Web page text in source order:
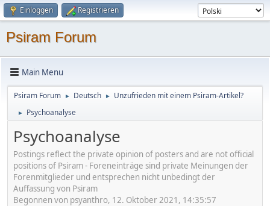
Einloggen Registrieren
Psiram Forum
Main Menu
Psiram Forum ► Deutsch ► Unzufrieden mit einem Psiram-Artikel?
► Psychoanalyse
Psychoanalyse
Postings reflect the private opinion of posters and are not official
positions of Psiram - Foreneinträge sind private Meinungen der
Forenmitglieder und entsprechen nicht unbedingt der
Auffassung von Psiram
Begonnen von psyanthro, 12. Oktober 2021, 14:35:57